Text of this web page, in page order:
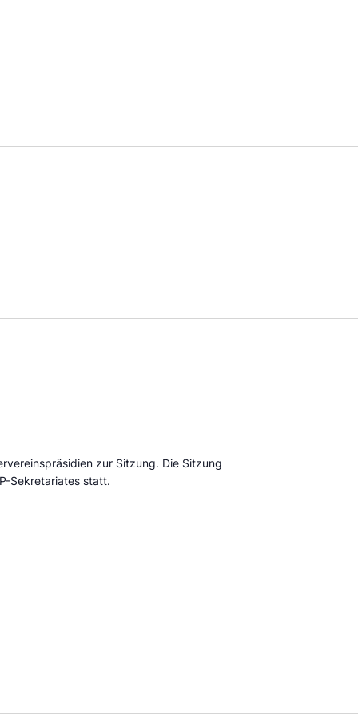
zur Sitzung. Die Sitzung
Sekretariates statt.